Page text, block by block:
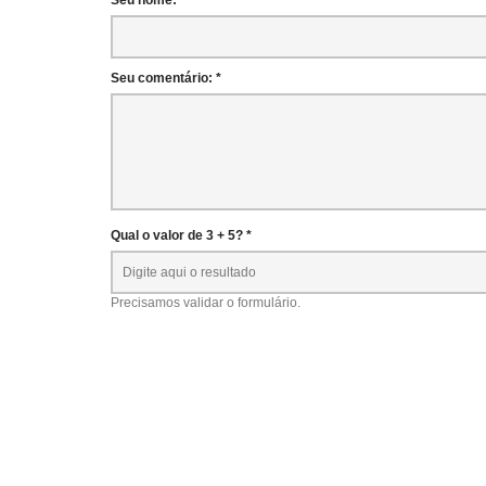
Seu comentário: *
Qual o valor de 3 + 5? *
Precisamos validar o formulário.